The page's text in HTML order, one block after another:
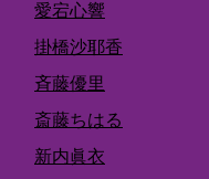
愛宕心響
掛橋沙耶香
斉藤優里
斎藤ちはる
新内眞衣